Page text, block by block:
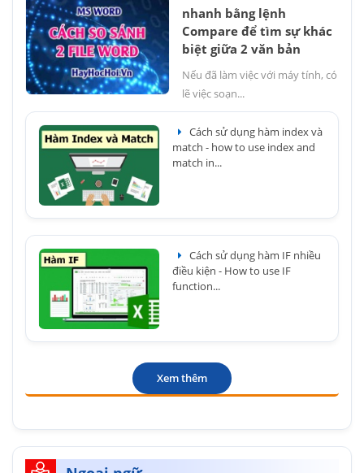
nhanh bằng lệnh
Compare để tìm sự khác
biệt giữa 2 văn bản
Nếu đã làm việc với máy tính, có
lẽ việc soạn...
Cách sử dụng hàm index và
match - how to use index and
match in...
Cách sử dụng hàm IF nhiều
điều kiện - How to use IF
function...
Xem thêm